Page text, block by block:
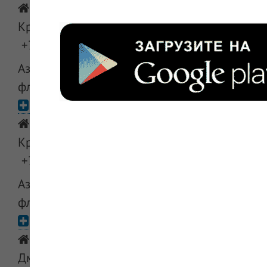
Краснобогатырская, д 79
+7 (495) 963-42-96, +7 (925) 115-87-40
Азеластин-Ксантис N1 спрей назал дозир
фл 10мл
Авилек Павшино
Красногорск, ул Вокзальная, д 21
+7 (495) 561-33-35
Азеластин-Ксантис N1 спрей назал дозир
фл 10мл
Дмитрия Ульянова, д 4 к 1